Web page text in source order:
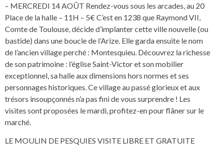
– MERCREDI 14 AOÛT Rendez-vous sous les arcades, au 20
Place de la halle – 11H – 5€ C’est en 1238 que Raymond VII,
Comte de Toulouse, décide d’implanter cette ville nouvelle (ou
bastide) dans une boucle de l’Arize. Elle garda ensuite le nom
de l’ancien village perché : Montesquieu. Découvrez la richesse
de son patrimoine : l’église Saint-Victor et son mobilier
exceptionnel, sa halle aux dimensions hors normes et ses
personnages historiques. Ce village au passé glorieux et aux
trésors insoupçonnés n’a pas fini de vous surprendre ! Les
visites sont proposées le mardi, profitez-en pour flâner sur le
marché.
LE MOULIN DE PESQUIES VISITE LIBRE ET GRATUITE